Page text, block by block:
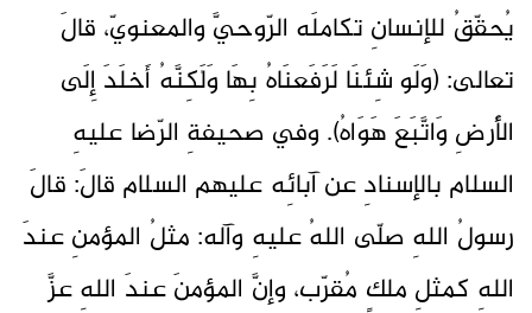
يُحقّقُ للإنسانِ تكاملَه الرّوحيَّ والمعنويّ، قالَ
تعالى: (وَلَو شِئنَا لَرَفَعنَاهُ بِهَا وَلَٰكِنَّهُ أَخلَدَ إِلَى
الأَرضِ وَاتَّبَعَ هَوَاهُ). وفي صحيفةِ الرّضا عليهِ
السلام بالإسنادِ عن آبائِه عليهم السلام قالَ: قالَ
رسولُ اللهِ صلّى اللهُ عليهِ وآله: مثلُ المؤمنِ عندَ
اللهِ كمثلِ ملكٍ مُقرّب، وإنَّ المؤمنَ عندَ اللهِ عزَّ